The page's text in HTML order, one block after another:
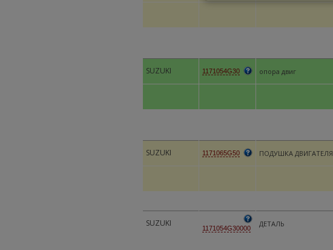
SUZUKI 1171054G30 опора двиг
SUZUKI 1171065G50 ПОДУШКА ДВИГАТЕЛЯ
SUZUKI 1171054G30000 ДЕТАЛЬ